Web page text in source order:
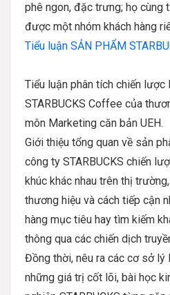
phê ngon, đặc trưng; họ
được một nhóm khách hàng
Tiểu luận SẢN PHẨM
Tiểu luận phân tích chiến
STARBUCKS Coffee của
môn Marketing căn bản UEH.
Giới thiệu tổng quan về sản
công ty STARBUCKS chiến
khúc khác nhau trên thị
thương hiệu và cách tiếp cận
hàng mục tiêu hay tìm kiếm
thông qua các chiến dịch
Đồng thời, nêu ra các cơ sở lý
những giá trị cốt lõi, bài học